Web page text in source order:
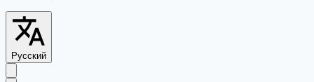
Русский